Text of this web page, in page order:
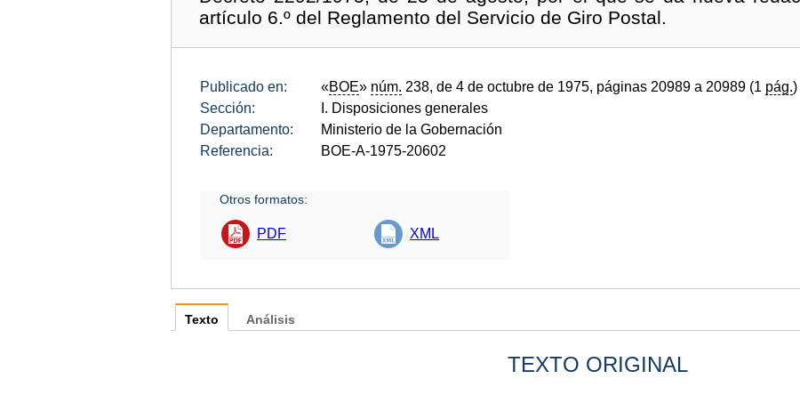
artículo 6.º del Reglamento del Servicio de Giro Postal.
Publicado en: «BOE» núm. 238, de 4 de octubre de 1975, páginas 20989 a 20989 (1 pág.)
Sección:
I. Disposiciones generales
Departamento:
Ministerio de la Gobernación
Referencia:
BOE-A-1975-20602
Otros formatos:
PDF XML
Texto
TEXTO ORIGINAL
Análisis